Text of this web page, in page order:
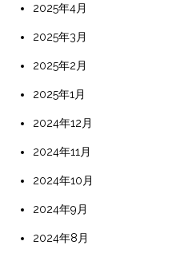
2025年4月
2025年3月
2025年2月
2025年1月
2024年12月
2024年11月
2024年10月
2024年9月
2024年8月